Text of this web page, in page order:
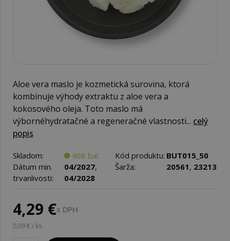
Aloe vera maslo je kozmetická surovina, ktorá
kombinuje výhody extraktu z aloe vera a
kokosového oleja. Toto maslo má
výbornéhydratačné a regeneračné vlastnosti... celý
popis
Skladom: 468 bal. Kód produktu: BUT015_50
Dátum min.
trvanlivosti:
04/2027,
04/2028
Šarža: 20561, 23213
4,29 €s DPH
0,09 € / ks